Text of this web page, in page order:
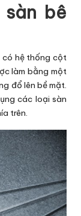
bê
có hệ thống cột
làm bằng một
đổ lên bề mặt.
các loại sàn
trên.